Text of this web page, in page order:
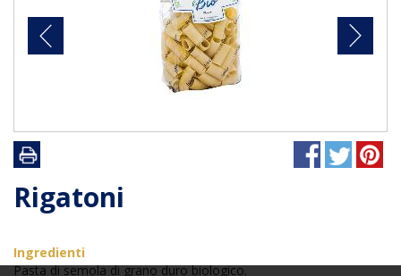
Rigatoni
Ingredienti
Pasta di semola di grano duro biologico.